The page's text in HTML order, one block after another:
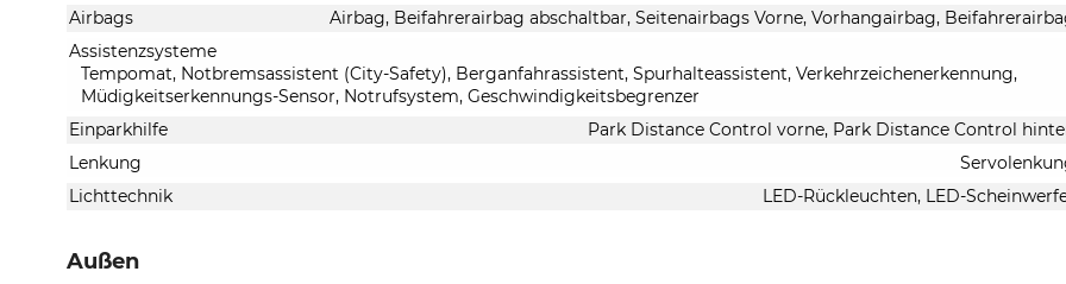
Airbags
Airbag, Beifahrerairbag abschaltbar, Seitenairbags Vorne, Vorhangairbag,
Assistenzsysteme
Tempomat, Notbremsassistent (City-Safety), Berganfahrassistent, Spurhalteassistent, Verkehrzeichenerkennung,
Müdigkeitserkennungs-Sensor, Notrufsystem, Geschwindigkeitsbegrenzer
Einparkhilfe
Park Distance Control vorne, Park Distance Control
Lenkung
Lichttechnik
LED-Rückleuchten, LED-
Außen